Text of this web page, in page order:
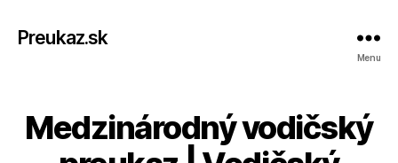
Preukaz.sk
Menu
Medzinárodný vodičský